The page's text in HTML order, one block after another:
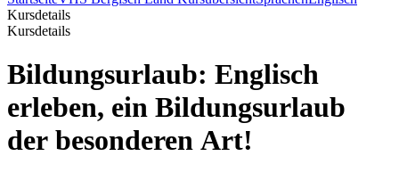
Kursdetails
Kursdetails
Bildungsurlaub: Englisch
erleben, ein Bildungsurlaub
der besonderen Art!